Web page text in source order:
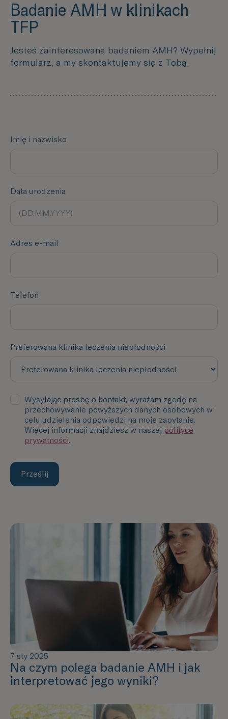
Badanie AMH w klinikach
TFP
Jesteś zainteresowana badaniem AMH? Wypełnij
formularz, a my skontaktujemy się z Tobą.
Imię i nazwisko
Data urodzenia
Adres e-mail
Telefon
Preferowana klinika leczenia niepłodności
Wysyłając prośbę o kontakt, wyrażam zgodę na
przechowywanie powyższych danych osobowych w
celu udzielenia odpowiedzi na moje zapytanie.
Więcej informacji znajdziesz w naszej polityce
prywatności.
Prześlij
7 sty 2025
Na czym polega badanie AMH i jak
interpretować jego wyniki?